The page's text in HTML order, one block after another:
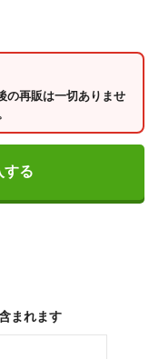
の再販は一切ありませ
する
まれます